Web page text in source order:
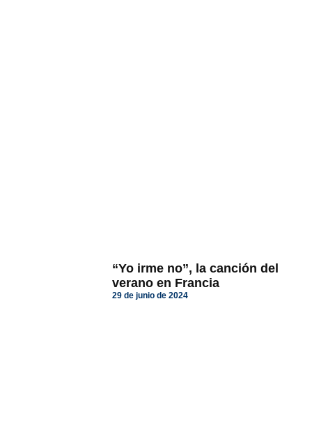
“Yo irme no”, la canción del
verano en Francia
29 de junio de 2024